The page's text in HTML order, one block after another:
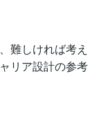
難しければ考え
リア設計の参考